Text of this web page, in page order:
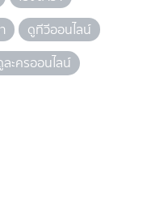
ดูทีวีออนไลน์
ละครออนไลน์